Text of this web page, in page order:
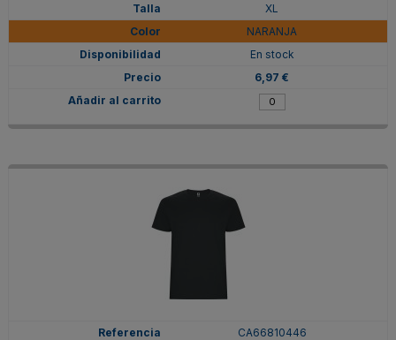
XL
NARANJA
En stock
6,97 €
CA66810446